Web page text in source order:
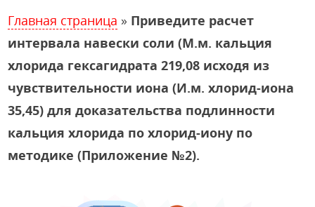
Главная страница » Приведите расчет
интервала навески соли (М.м. кальция
хлорида гексагидрата 219,08 исходя из
чувствительности иона (И.м. хлорид-иона
35,45) для доказательства подлинности
кальция хлорида по хлорид-иону по
методике (Приложение №2).